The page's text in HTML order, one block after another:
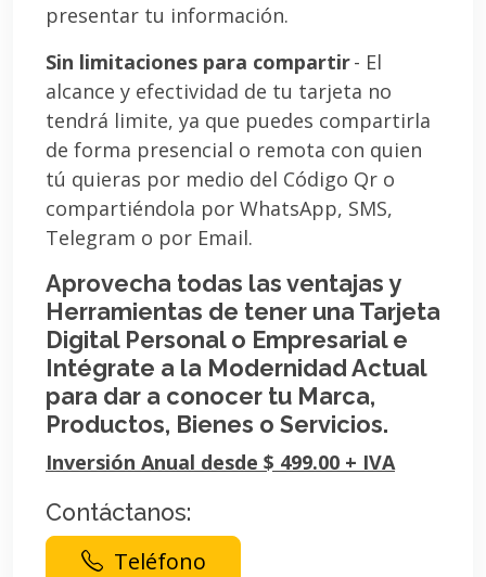
presentar tu información.
Sin limitaciones para compartir- El
alcance y efectividad de tu tarjeta no
tendrá limite, ya que puedes compartirla
de forma presencial o remota con quien
tú quieras por medio del Código Qr o
compartiéndola por WhatsApp, SMS,
Telegram o por Email.
Aprovecha todas las ventajas y
Herramientas de tener una Tarjeta
Digital Personal o Empresarial e
Intégrate a la Modernidad Actual
para dar a conocer tu Marca,
Productos, Bienes o Servicios.
Inversión Anual desde $ 499.00 + IVA
Contáctanos:
Teléfono